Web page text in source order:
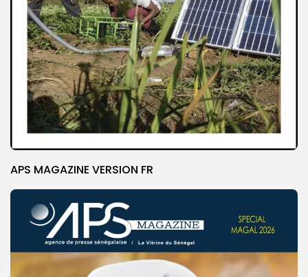
APS MAGAZINE VERSION FR